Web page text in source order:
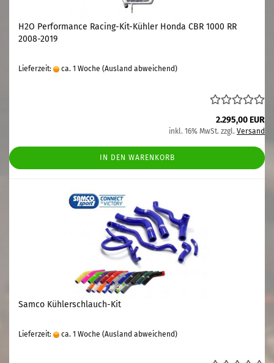
H2O Performance Racing-Kit-Kühler Honda CBR 1000 RR
2008-2019
Lieferzeit: ca. 1 Woche (Ausland abweichend)
2.295,00 EUR
inkl. 16% MwSt. zzgl. Versand
IN DEN WARENKORB
Samco Kühlerschlauch-Kit
Lieferzeit: ca. 1 Woche (Ausland abweichend)